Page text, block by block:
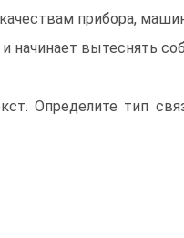
прибора,
начинает вытеснять
Определите тип